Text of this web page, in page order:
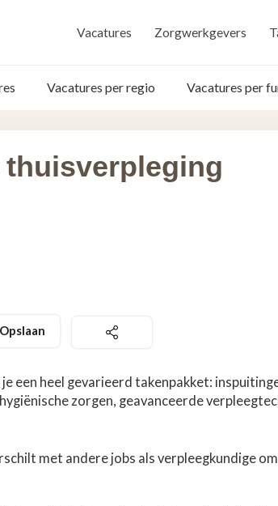
Vacatures Zorgwerkgevers
Vacatures per regio Vacatures per
Opslaan
een heel gevarieerd takenpakket:
zorgen, geavanceerde
met andere jobs als verpleegkundige